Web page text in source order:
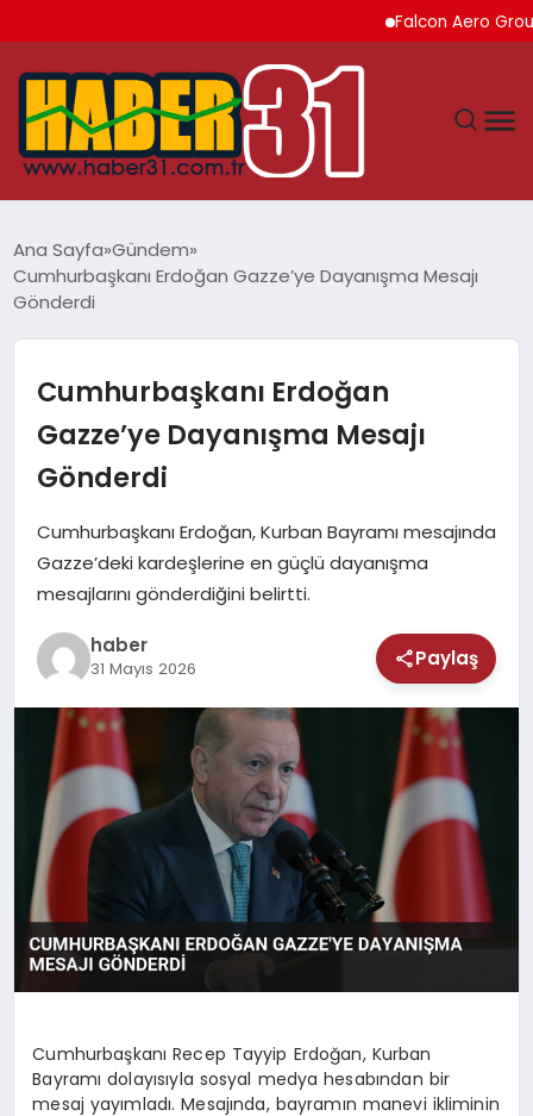
Falcon Aero Group,
HATAY
GÜNDEM
MAGAZIN
SAĞLIK
TEKNOLOJI
Ana Sayfa Gündem
Cumhurbaşkanı Erdoğan Gazze’ye Dayanışma Mesajı
Gönderdi
Cumhurbaşkanı Erdoğan
Gazze’ye Dayanışma Mesajı
Gönderdi
Cumhurbaşkanı Erdoğan, Kurban Bayramı mesajında
Gazze’deki kardeşlerine en güçlü dayanışma
mesajlarını gönderdiğini belirtti.
haber
31 Mayıs 2026 Paylaş
Cumhurbaşkanı Recep Tayyip Erdoğan, Kurban
Bayramı dolayısıyla sosyal medya hesabından bir
mesaj yayımladı. Mesajında, bayramın manevi ikliminin